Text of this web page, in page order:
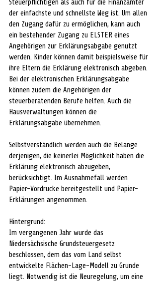
Steuerpflichtigen als auch für die Finanzämter
der einfachste und schnellste Weg ist. Um allen
den Zugang dafür zu ermöglichen, kann auch
ein bestehender Zugang zu ELSTER eines
Angehörigen zur Erklärungsabgabe genutzt
werden. Kinder können damit beispielsweise für
ihre Eltern die Erklärung elektronisch abgeben.
Bei der elektronischen Erklärungsabgabe
können zudem die Angehörigen der
steuerberatenden Berufe helfen. Auch die
Hausverwaltungen können die
Erklärungsabgabe übernehmen.
Selbstverständlich werden auch die Belange
derjenigen, die keinerlei Möglichkeit haben die
Erklärung elektronisch abzugeben,
berücksichtigt. Im Ausnahmefall werden
Papier-Vordrucke bereitgestellt und Papier-
Erklärungen angenommen.
Hintergrund:
Im vergangenen Jahr wurde das
Niedersächsische Grundsteuergesetz
beschlossen, dem das vom Land selbst
entwickelte Flächen-Lage-Modell zu Grunde
liegt. Notwendig ist die Neuregelung, um eine